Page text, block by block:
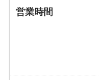
営業時間